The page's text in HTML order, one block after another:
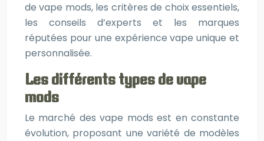
de vape mods, les critères de choix essentiels,
les conseils d’experts et les marques
réputées pour une expérience vape unique et
personnalisée.
Les différents types de vape
mods
Le marché des vape mods est en constante
évolution, proposant une variété de modèles